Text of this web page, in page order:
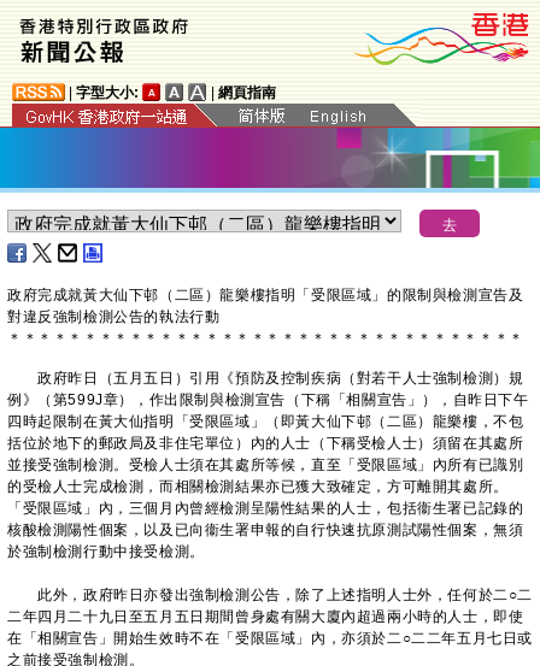
字型大小: 網頁指南
政府完成就黃大仙下邨（二區）龍樂樓指明「受限區域」的限制與檢測宣告及
對違反強制檢測公告的執法行動
＊ ＊ ＊ ＊ ＊ ＊ ＊ ＊ ＊ ＊ ＊ ＊ ＊ ＊ ＊ ＊ ＊ ＊ ＊ ＊ ＊ ＊ ＊ ＊ ＊ ＊ ＊ ＊ ＊ ＊ ＊ ＊ ＊ ＊
政府昨日（五月五日）引用《預防及控制疾病（對若干人士強制檢測）規
例》（第599J章），作出限制與檢測宣告（下稱「相關宣告」），自昨日下午
四時起限制在黃大仙指明「受限區域」（即黃大仙下邨（二區）龍樂樓，不包
括位於地下的郵政局及非住宅單位）內的人士（下稱受檢人士）須留在其處所
並接受強制檢測。受檢人士須在其處所等候，直至「受限區域」內所有已識別
的受檢人士完成檢測，而相關檢測結果亦已獲大致確定，方可離開其處所。
「受限區域」內，三個月內曾經檢測呈陽性結果的人士，包括衞生署已記錄的
核酸檢測陽性個案，以及已向衞生署申報的自行快速抗原測試陽性個案，無須
於強制檢測行動中接受檢測。
此外，政府昨日亦發出強制檢測公告，除了上述指明人士外，任何於二○二
二年四月二十九日至五月五日期間曾身處有關大廈內超過兩小時的人士，即使
在「相關宣告」開始生效時不在「受限區域」內，亦須於二○二二年五月七日或
之前接受強制檢測。